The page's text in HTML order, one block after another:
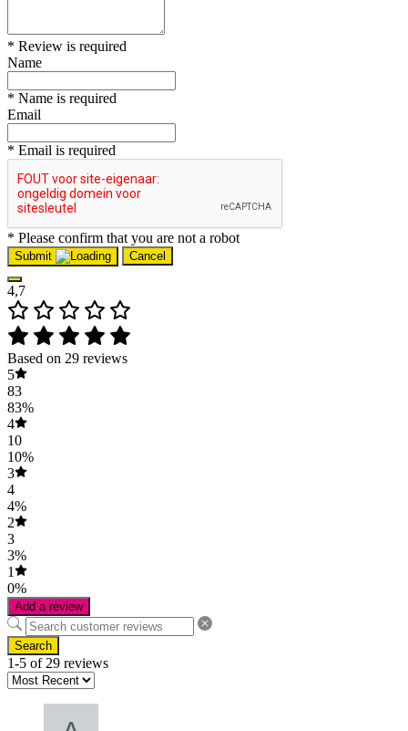
* Review is required
Name
* Name is required
Email
* Email is required
* Please confirm that you are not a robot
Submit Cancel
4,7
Based on 29 reviews
5
83
83%
4
10
10%
3
4
4%
2
3
3%
1
0%
Add a review
Search
1-5 of 29 reviews